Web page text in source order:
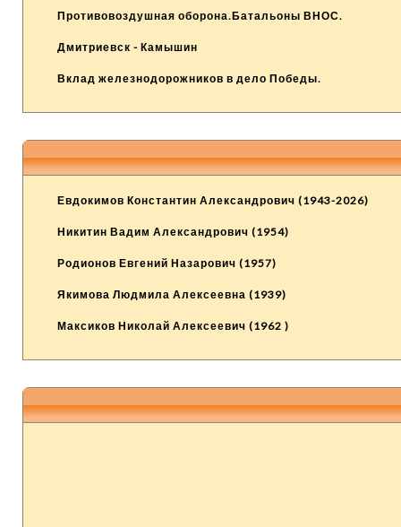
Противовоздушная оборона.Батальоны ВНОС.
Дмитриевск - Камышин
Вклад железнодорожников в дело Победы.
Евдокимов Константин Александрович (1943-2026)
Никитин Вадим Александрович (1954)
Родионов Евгений Назарович (1957)
Якимова Людмила Алексеевна (1939)
Максиков Николай Алексеевич (1962 )